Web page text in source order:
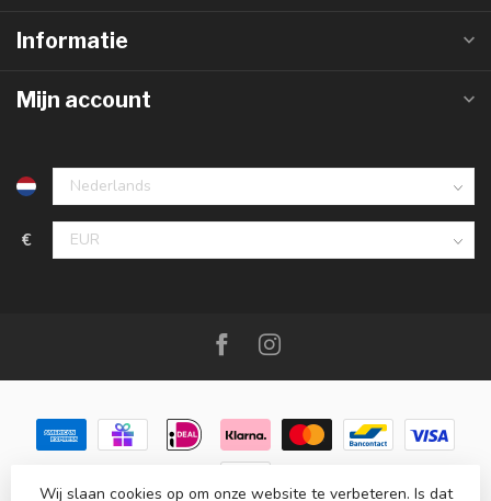
Informatie
Mijn account
€
Wij slaan cookies op om onze website te verbeteren. Is dat